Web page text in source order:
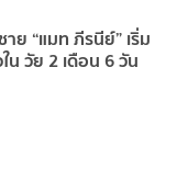
ย “แมท ภีรนีย์” เริ่ม
น วัย 2 เดือน 6 วัน